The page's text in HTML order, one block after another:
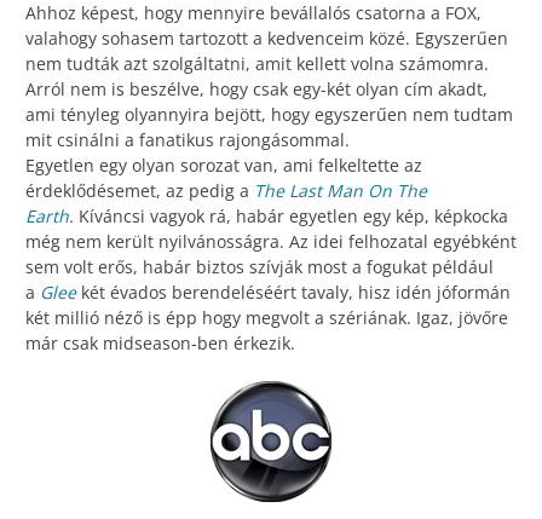
Ahhoz képest, hogy mennyire bevállalós csatorna a FOX,
valahogy sohasem tartozott a kedvenceim közé. Egyszerűen
nem tudták azt szolgáltatni, amit kellett volna számomra.
Arról nem is beszélve, hogy csak egy-két olyan cím akadt,
ami tényleg olyannyira bejött, hogy egyszerűen nem tudtam
mit csinálni a fanatikus rajongásommal.
Egyetlen egy olyan sorozat van, ami felkeltette az
érdeklődésemet, az pedig a The Last Man On The
Earth. Kíváncsi vagyok rá, habár egyetlen egy kép, képkocka
még nem került nyilvánosságra. Az idei felhozatal egyébként
sem volt erős, habár biztos szívják most a fogukat például
a Gleekét évados berendeléséért tavaly, hisz idén jóformán
két millió néző is épp hogy megvolt a szériának. Igaz, jövőre
már csak midseason-ben érkezik.